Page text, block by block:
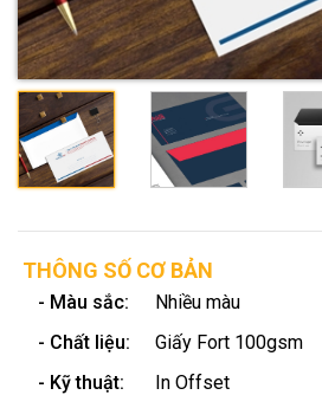
THÔNG SỐ CƠ BẢN
- Màu sắc:
Nhiều màu
- Chất liệu:
Giấy Fort 100gsm
- Kỹ thuật:
In Offset